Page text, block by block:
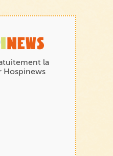
la
Hospinews